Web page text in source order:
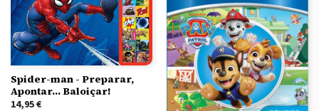
Spider-man - Preparar,
Apontar… Baloiçar!
14,95€